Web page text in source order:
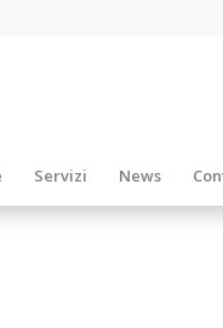
Servizi News